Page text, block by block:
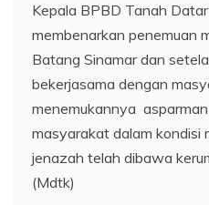
Kepala BPBD Tanah
membenarkan penemuan
Batang Sinamar dan
bekerjasama dengan
menemukannya
masyarakat dalam kondisi
jenazah telah dibawa
(Mdtk)